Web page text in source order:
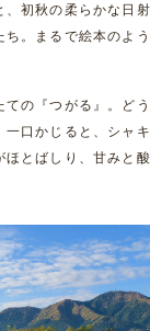
、初秋の柔らかな日
ち。まるで絵本のよ
ての『つがる』。ど
一口かじると、シャ
ほとばしり、甘みと